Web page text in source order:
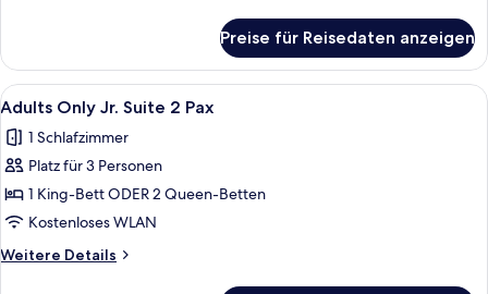
Adults
Only
Room
Preise für Reisedaten anzeigen
Alle
Fotos
für
Adults
Only
Jr.
Suite
2
Ein Hotelzimmer mit einem großen
4
Adults Only Jr. Suite 2 Pax
1 Schlafzimmer
Platz für 3 Personen
1 King-Bett ODER 2 Queen-Betten
Kostenloses WLAN
Weitere Details
Weitere